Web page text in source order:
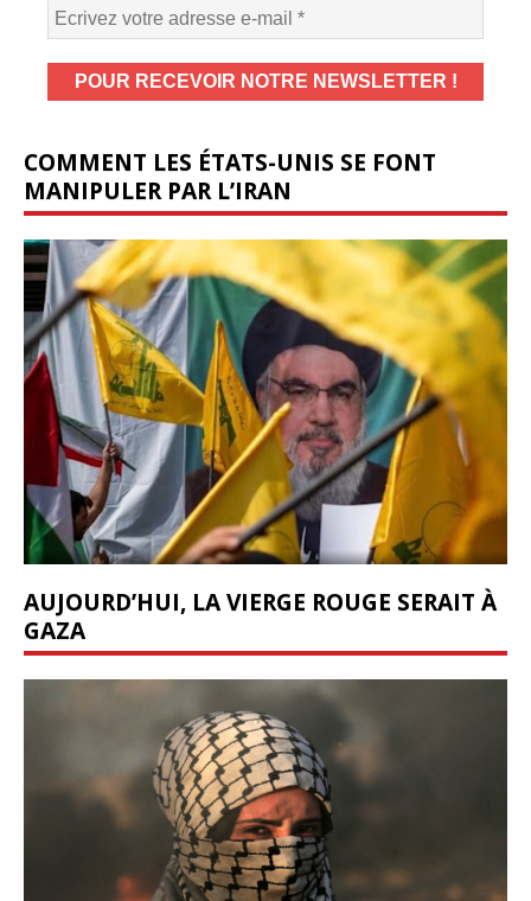
COMMENT LES ÉTATS-UNIS SE FONT
MANIPULER PAR L’IRAN
AUJOURD’HUI, LA VIERGE ROUGE SERAIT À
GAZA